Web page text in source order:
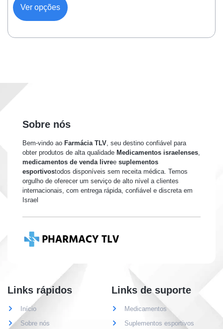
Ver opções
Sobre nós
Bem-vindo ao Farmácia TLV , seu destino confiável para
obter produtos de alta qualidade Medicamentos israelenses
medicamentos de venda livree suplementos
esportivostodos disponíveis sem receita médica. Temos
orgulho de oferecer um serviço de alto nível a clientes
internacionais, com entrega rápida, confiável e discreta em
Israel
Links rápidos
Início
Sobre nós
Links de suporte
Medicamentos
Suplementos esportivos